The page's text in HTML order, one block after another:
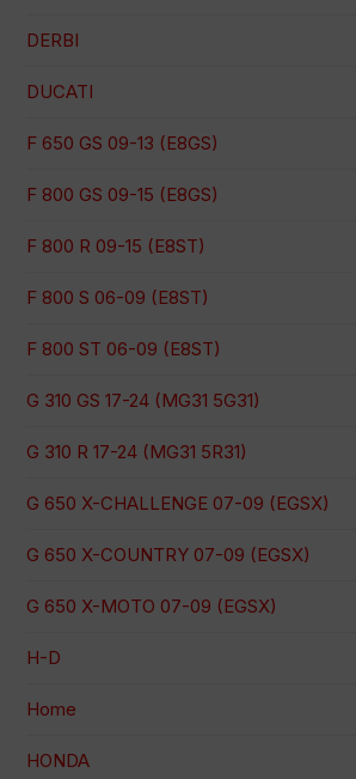
DERBI
DUCATI
F 650 GS 09-13 (E8GS)
F 800 GS 09-15 (E8GS)
F 800 R 09-15 (E8ST)
F 800 S 06-09 (E8ST)
F 800 ST 06-09 (E8ST)
G 310 GS 17-24 (MG31 5G31)
G 310 R 17-24 (MG31 5R31)
G 650 X-CHALLENGE 07-09 (EGSX)
G 650 X-COUNTRY 07-09 (EGSX)
G 650 X-MOTO 07-09 (EGSX)
H-D
Home
HONDA